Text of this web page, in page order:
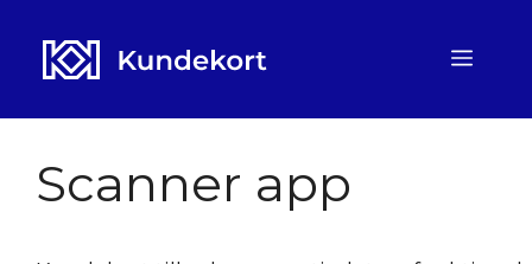
indhold
Menu
Scanner app